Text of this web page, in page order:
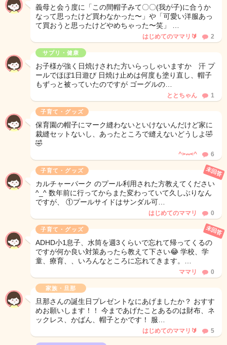
義母と会う度に「この間帽子みて〇〇(我が子)に合うか
なって思ったけど買わなかった〜」や「可愛い洋服あっ
て買おうと思ったけどやめちゃった〜笑」 …
はじめてのママリ🔰 2
サプリ・健康
お子様が強く日焼けされた方いらっしゃいますか 汗 プ
ールでほぼ1日遊び 日焼け止めは何度も塗り直し、帽子
もずっと被っていたのですが ゴーグルの…
ととちゃん 1
子育て・グッズ
保育園の帽子にマーク縫わないといけないんだけど家に
裁縫セットないし、あったところで縫えないどうしよ🤣
🤣
^>𖥦<^ 6
子育て・グッズ
カルチャーパーク のプール利用された方教えてください
^_^ 数年前に行ってからまた変わっていて久しぶりなん
ですが、 ①プールサイドはサンダル可…
未回答
はじめてのママリ 0
子育て・グッズ
ADHD小1息子、水筒を週3くらいで忘れて帰ってくるの
ですが何か良い対策あったら教えて下さい😂 学校、学
童、療育、、いろんなところに忘れてきます。…
未回答
ママリ 0
家族・旦那
旦那さんの誕生日プレゼントなにあげましたか？ おすす
めお願いします！！ 今まであげたことあるのは財布、ネ
ックレス、かばん、帽子とかです！ 服…
はじめてのママリ🔰 5